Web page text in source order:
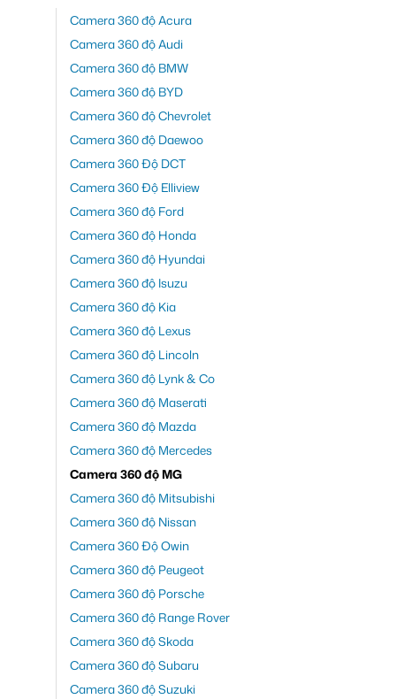
Camera 360 độ Acura
Camera 360 độ Audi
Camera 360 độ BMW
Camera 360 độ BYD
Camera 360 độ Chevrolet
Camera 360 độ Daewoo
Camera 360 Độ DCT
Camera 360 Độ Elliview
Camera 360 độ Ford
Camera 360 độ Honda
Camera 360 độ Hyundai
Camera 360 độ Isuzu
Camera 360 độ Kia
Camera 360 độ Lexus
Camera 360 độ Lincoln
Camera 360 độ Lynk & Co
Camera 360 độ Maserati
Camera 360 độ Mazda
Camera 360 độ Mercedes
Camera 360 độ MG
Camera 360 độ Mitsubishi
Camera 360 độ Nissan
Camera 360 Độ Owin
Camera 360 độ Peugeot
Camera 360 độ Porsche
Camera 360 độ Range Rover
Camera 360 độ Skoda
Camera 360 độ Subaru
Camera 360 độ Suzuki